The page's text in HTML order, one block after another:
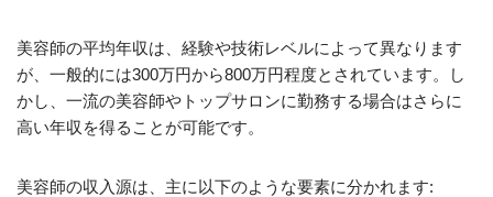
美容師の平均年収は、経験や技術レベルによって異なります
が、一般的には300万円から800万円程度とされています。し
かし、一流の美容師やトップサロンに勤務する場合はさらに
高い年収を得ることが可能です。
美容師の収入源は、主に以下のような要素に分かれます: